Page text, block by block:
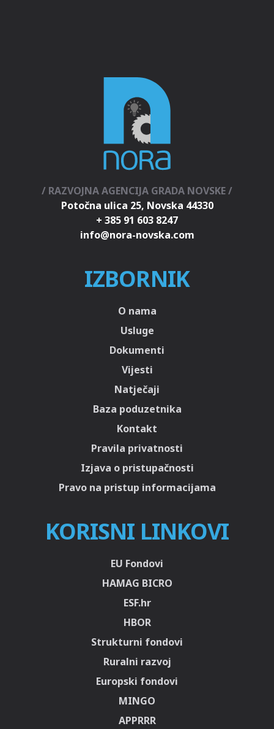
/ RAZVOJNA AGENCIJA GRADA NOVSKE /
Potočna ulica 25, Novska 44330
+ 385 91 603 8247
IZBORNIK
O nama
Usluge
Dokumenti
Vijesti
Natječaji
Baza poduzetnika
Kontakt
Pravila privatnosti
Izjava o pristupačnosti
Pravo na pristup informacijama
KORISNI LINKOVI
EU Fondovi
HAMAG BICRO
ESF.hr
HBOR
Strukturni fondovi
Ruralni razvoj
Europski fondovi
MINGO
APPRRR